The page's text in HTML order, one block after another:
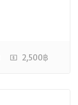
2,500฿